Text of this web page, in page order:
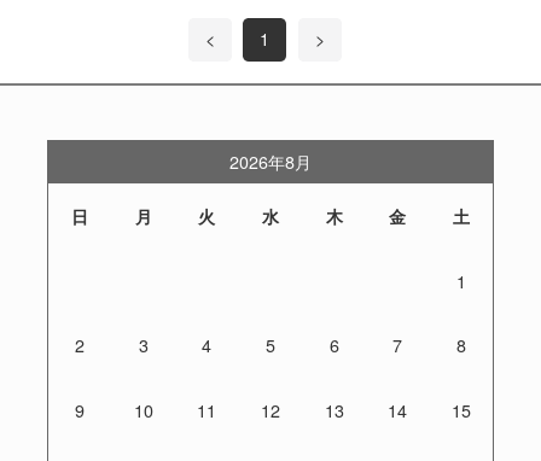
< 1 >
2026年8月
日 月 火 水 木 金 土
1
2 3 4 5 6 7 8
9 10 11 12 13 14 15